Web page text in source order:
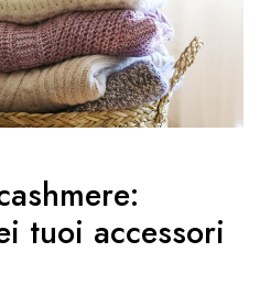
tuoi accessori